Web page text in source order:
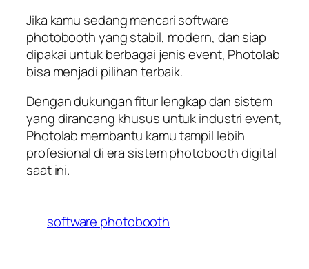
Jika kamu sedang mencari software
photobooth yang stabil, modern, dan siap
dipakai untuk berbagai jenis event, Photolab
bisa menjadi pilihan terbaik.
Dengan dukungan fitur lengkap dan sistem
yang dirancang khusus untuk industri event,
Photolab membantu kamu tampil lebih
profesional di era sistem photobooth digital
saat ini.
software photobooth